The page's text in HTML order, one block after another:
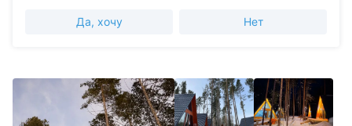
Да, хочу Нет